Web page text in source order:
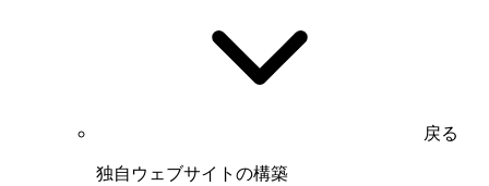
戻る
独自ウェブサイトの構築